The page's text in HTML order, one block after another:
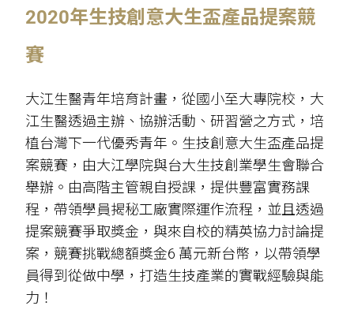
2020年生技創意大生盃產品提案競
賽
大江生醫青年培育計畫，從國小至大專院校，大
江生醫透過主辦、協辦活動、研習營之方式，培
植台灣下一代優秀青年。生技創意大生盃產品提
案競賽，由大江學院與台大生技創業學生會聯合
舉辦。由高階主管親自授課，提供豐富實務課
程，帶領學員揭秘工廠實際運作流程，並且透過
提案競賽爭取獎金，與來自校的精英協力討論提
案，競賽挑戰總額獎金6 萬元新台幣，以帶領學
員得到從做中學，打造生技產業的實戰經驗與能
力！